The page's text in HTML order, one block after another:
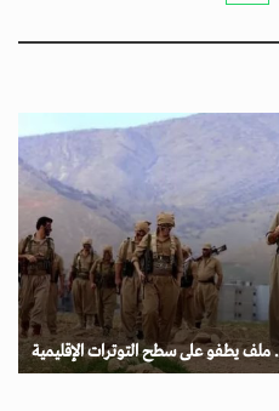
ملف يطفو على سطح التوترات الإقليمية